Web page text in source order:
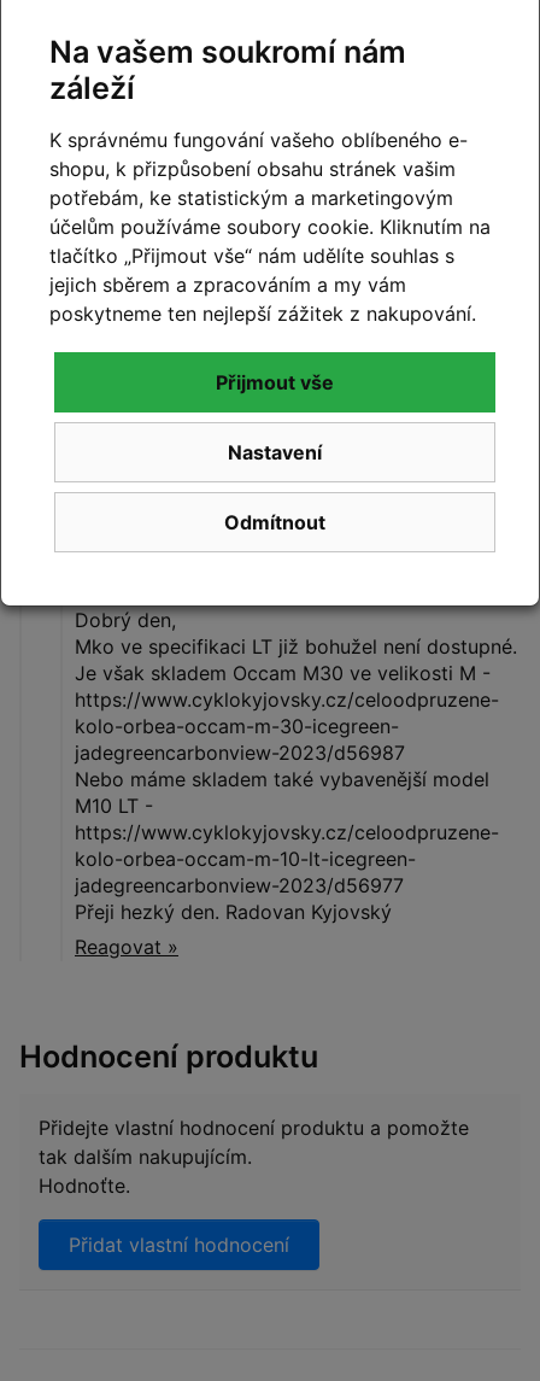
Dotazy k produktu(2)
ORBEA OCCAM M30 LT IceGreen-
JadeGreenCarbonView 2023?
Zeptejte se.
Napište dotaz
Dobry den,mel bych zajem o emko. Kdy by bylo?
Reagovat »
Radovan Kyjovský 21.2.2024 16:30
Dobrý den,
Mko ve specifikaci LT již bohužel není dostupné.
Je však skladem Occam M30 ve velikosti M -
https://www.cyklokyjovsky.cz/celoodpruzene-
kolo-orbea-occam-m-30-icegreen-
jadegreencarbonview-2023/d56987
Nebo máme skladem také vybavenější model
M10 LT -
https://www.cyklokyjovsky.cz/celoodpruzene-
kolo-orbea-occam-m-10-lt-icegreen-
jadegreencarbonview-2023/d56977
Přeji hezký den. Radovan Kyjovský
Reagovat »
Hodnocení produktu
Přidejte vlastní hodnocení produktu a pomožte
tak dalším nakupujícím.
Hodnoťte.
Přidat vlastní hodnocení
Na vašem soukromí nám
záleží
K správnému fungování vašeho oblíbeného e-
shopu, k přizpůsobení obsahu stránek vašim
potřebám, ke statistickým a marketingovým
účelům používáme soubory cookie. Kliknutím na
tlačítko „Přijmout vše“ nám udělíte souhlas s
jejich sběrem a zpracováním a my vám
poskytneme ten nejlepší zážitek z nakupování.
Odmítnout
Nastavení
Přijmout vše